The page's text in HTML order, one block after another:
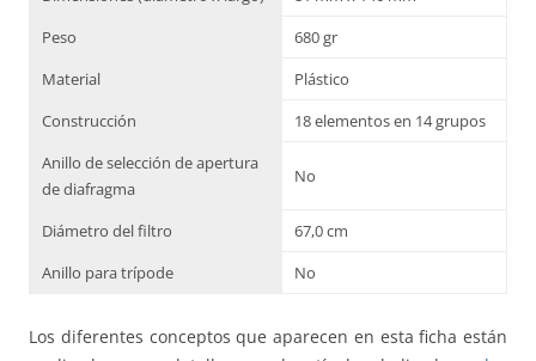
Peso
680 gr
Material
Plástico
Construcción
18 elementos en 14 grupos
Anillo de selección de apertura
de diafragma
No
Diámetro del filtro
67,0 cm
Anillo para trípode
No
Los diferentes conceptos que aparecen en esta ficha están